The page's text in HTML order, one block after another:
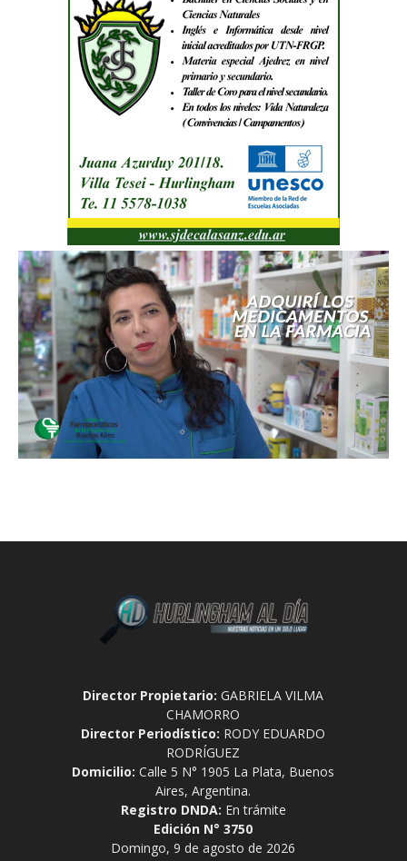
Director Propietario: GABRIELA VILMA
CHAMORRO
Director Periodístico: RODY EDUARDO
RODRÍGUEZ
Domicilio: Calle 5 N° 1905 La Plata, Buenos
Aires, Argentina.
Registro DNDA: En trámite
Edición N° 3750
Domingo, 9 de agosto de 2026